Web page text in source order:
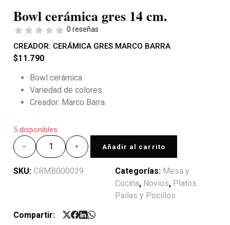
Bowl cerámica gres 14 cm.
0 reseñas
CREADOR: CERÁMICA GRES MARCO BARRA
$11.790
Bowl cerámica.
Variedad de colores.
Creador: Marco Barra.
5 disponibles
Añadir al carrito
SKU: CRMB000039 Categorías: Mesa y
Cocina, Novios, Platos
Pailas y Pocillos
Compartir: